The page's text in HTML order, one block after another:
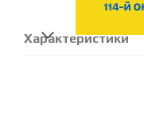
Характеристики